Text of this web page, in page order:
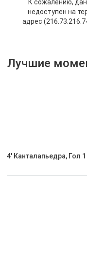
Лучшие
4' Канталапьедра, Гол 1